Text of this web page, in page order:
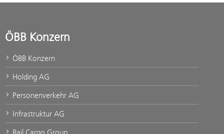
ÖBB Konzern
ÖBB Konzern
Holding AG
Personenverkehr AG
Infrastruktur AG